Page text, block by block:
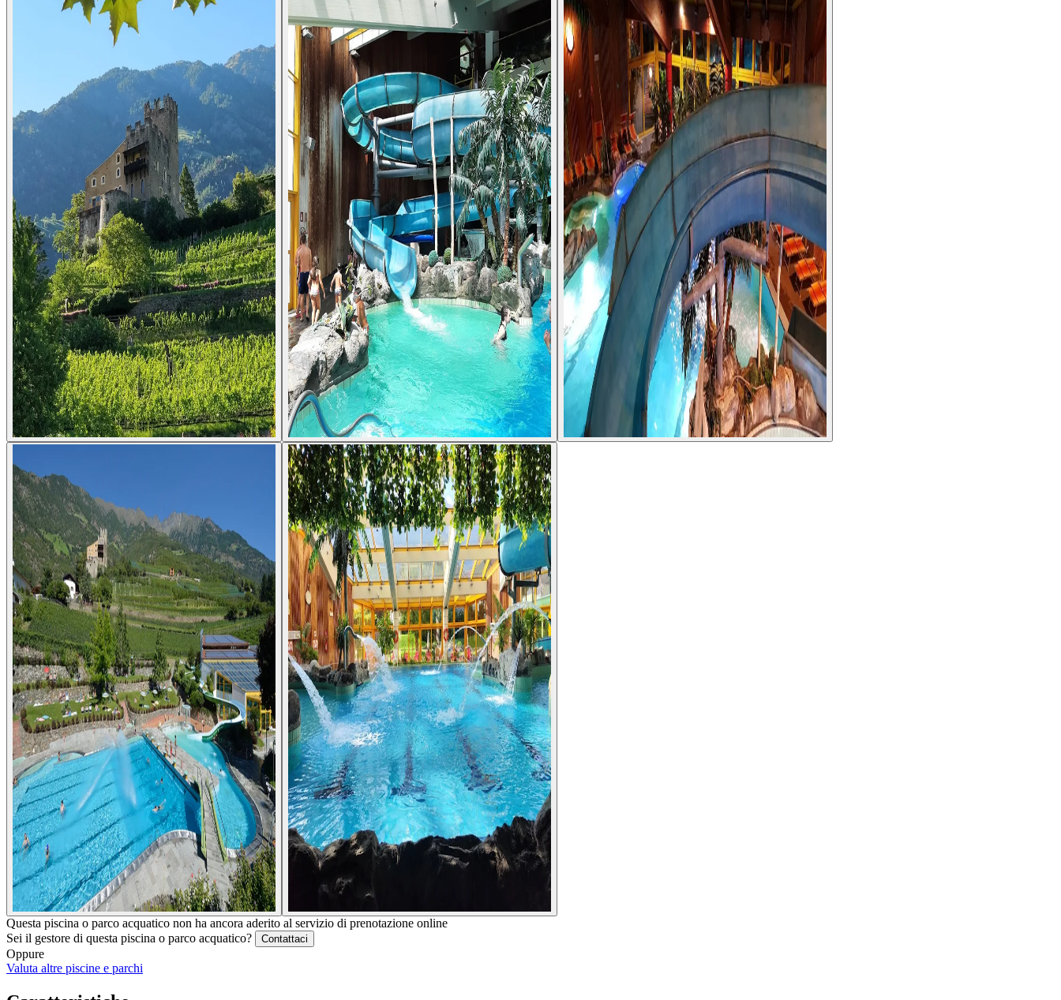
Questa piscina o parco acquatico non ha ancora aderito al servizio di prenotazione online
Sei il gestore di questa piscina o parco acquatico?
Contattaci
Oppure
Valuta altre piscine e parchi